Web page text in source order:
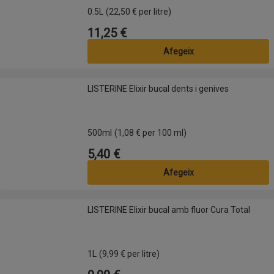
0.5L (22,50 € per litre)
Preu
11,25 €
Afegeix
LISTERINE Elixir bucal dents i genivesLISTERINE Elixir bucal dents i genives
500ml (1,08 € per 100 ml)
Preu
5,40 €
Afegeix
LISTERINE Elixir bucal amb fluor Cura TotalLISTERINE Elixir bucal amb fluor Cura Total
1L (9,99 € per litre)